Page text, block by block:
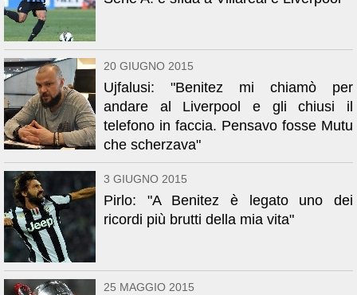
20 GIUGNO 2015
Ujfalusi: "Benitez mi chiamò per
andare al Liverpool e gli chiusi il
telefono in faccia. Pensavo fosse Mutu
che scherzava"
3 GIUGNO 2015
Pirlo: "A Benitez è legato uno dei
ricordi più brutti della mia vita"
25 MAGGIO 2015